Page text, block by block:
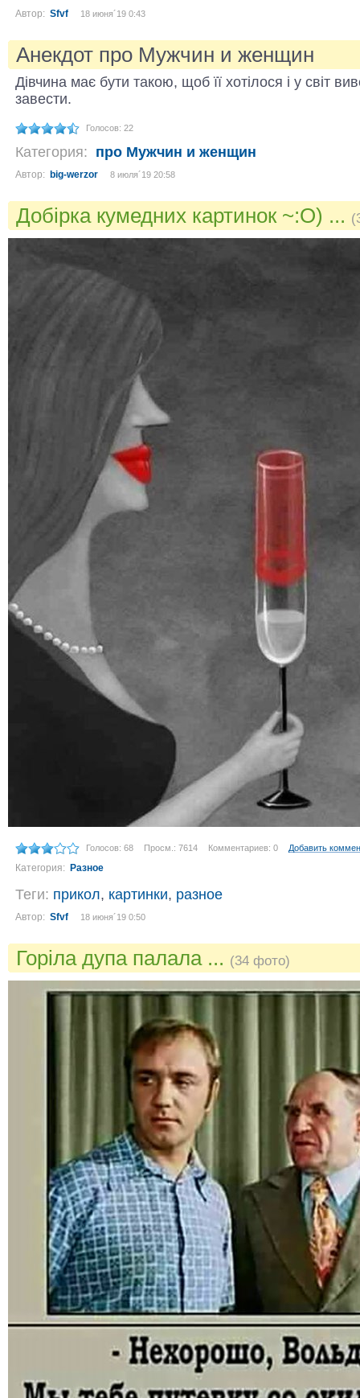
Автор: Sfvf 18 июня´19 0:43
Анекдот про Мужчин и женщин
Дівчина має бути такою, щоб її хотілося і у світ
завести.
Голосов: 22
Категория: про Мужчин и женщин
Автор: big-werzor 8 июля´19 20:58
Добірка кумедних картинок ~:O) ...
Голосов: 68 Просм.: 7614 Комментариев: 0 Добавить
Категория: Разное
Теги: прикол, картинки, разное
Автор: Sfvf 18 июня´19 0:50
Горіла дупа палала ... (34 фото)